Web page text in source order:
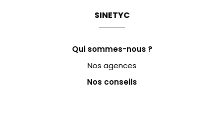
SINETYC
Qui sommes-nous ?
Nos agences
Nos conseils